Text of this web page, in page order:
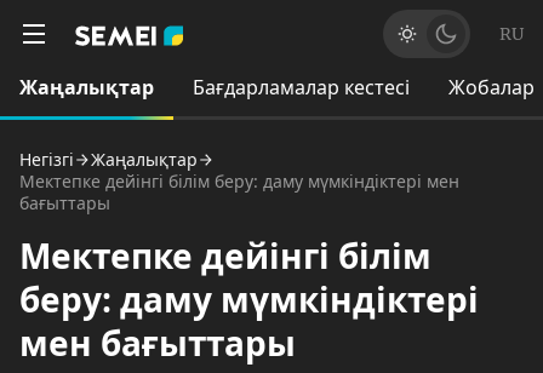
RU
Жаңалықтар Бағдарламалар кестесі Жобалар
Негізгі
Жаңалықтар
Мектепке дейінгі білім беру: даму мүмкіндіктері мен
бағыттары
Мектепке дейінгі білім
беру: даму мүмкіндіктері
мен бағыттары